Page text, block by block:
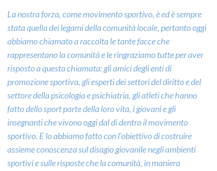
La nostra forza, come movimento sportivo, è ed è sempre
stata quella dei legami della comunità locale, pertanto oggi
abbiamo chiamato a raccolta le tante facce che
rappresentano la comunità e le ringraziamo tutte per aver
risposto a questa chiamata: gli amici degli enti di
promozione sportiva, gli esperti dei settori del diritto e del
settore della psicologia e psichiatria, gli atleti che hanno
fatto dello sport parte della loro vita, i giovani e gli
insegnanti che vivono oggi dal di dentro il movimento
sportivo. E lo abbiamo fatto con l’obiettivo di costruire
assieme conoscenza sul disagio giovanile negli ambienti
sportivi e sulle risposte che la comunità, in maniera